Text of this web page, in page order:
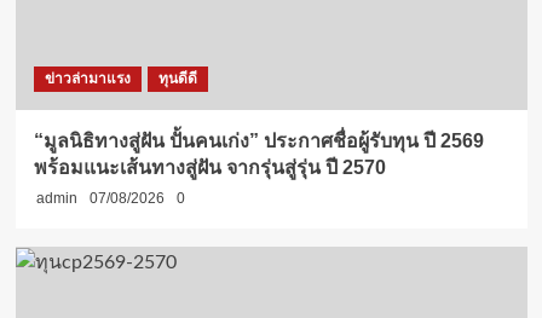
ข่าวล่ามาแรง ทุนดีดี
“มูลนิธิทางสู่ฝัน ปั้นคนเก่ง” ประกาศชื่อผู้รับทุน ปี 2569
พร้อมแนะเส้นทางสู่ฝัน จากรุ่นสู่รุ่น ปี 2570
admin 07/08/2026 0